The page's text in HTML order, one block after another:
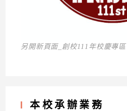
另開新頁面_創校111年校慶專區
本校承辦業務